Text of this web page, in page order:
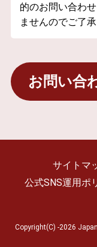
的のお問い合わ
ませんのでご了承
お問い合
サイトマ
公式SNS運用ポ
Copyright(C) -2026